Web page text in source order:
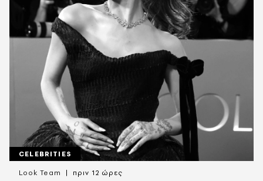
CELEBRITIES
Look Team πριν 12 ώρες